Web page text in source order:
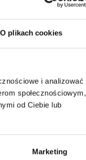
O plikach cookies
i analizować
społecznościowym,
od Ciebie lub
Marketing